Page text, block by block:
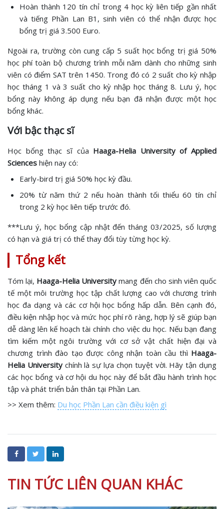
Hoàn thành 120 tín chỉ trong 4 học kỳ liên tiếp gần nhất
và tiếng Phần Lan B1, sinh viên có thể nhận được học
bổng trị giá 3.500 Euro.
Ngoài ra, trường còn cung cấp 5 suất học bổng trị giá 50%
học phí toàn bộ chương trình mỗi năm dành cho những sinh
viên có điểm SAT trên 1450. Trong đó có 2 suất cho kỳ nhập
học tháng 1 và 3 suất cho kỳ nhập học tháng 8. Lưu ý, học
bổng này không áp dụng nếu bạn đã nhận được một học
bổng khác.
Với bậc thạc sĩ
Học bổng thạc sĩ của Haaga-Helia University of Applied
Sciences hiện nay có:
Early-bird trị giá 50% học kỳ đầu.
20% từ năm thứ 2 nếu hoàn thành tối thiểu 60 tín chỉ
trong 2 kỳ học liên tiếp trước đó.
***Lưu ý, học bổng cập nhật đến tháng 03/2025, số lượng
có hạn và giá trị có thể thay đổi tùy từng học kỳ.
Tổng kết
Tóm lại, Haaga-Helia Universitymang đến cho sinh viên quốc
tế một môi trường học tập chất lượng cao với chương trình
học đa dạng và các cơ hội học bổng hấp dẫn. Bên cạnh đó,
điều kiện nhập học và mức học phí rõ ràng, hợp lý sẽ giúp bạn
dễ dàng lên kế hoạch tài chính cho việc du học. Nếu bạn đang
tìm kiếm một ngôi trường với cơ sở vật chất hiện đại và
chương trình đào tạo được công nhận toàn cầu thì Haaga-
Helia Universitychính là sự lựa chọn tuyệt vời. Hãy tận dụng
các học bổng và cơ hội du học này để bắt đầu hành trình học
tập và phát triển bản thân tại Phần Lan.
>> Xem thêm: Du học Phần Lan cần điều kiện gì
TIN TỨC LIÊN QUAN KHÁC